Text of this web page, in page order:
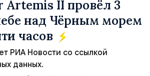
Artemis II провёл 3
над Чёрным морем
часов
РИА Новости со ссылкой
данных.